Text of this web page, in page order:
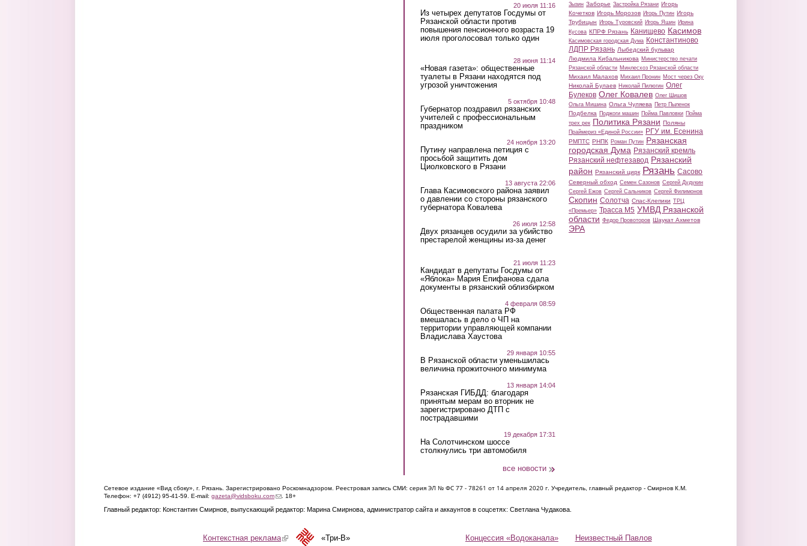
20 июля 11:16
Из четырех депутатов Госдумы от
Рязанской области против
повышения пенсионного возраста 19
июля проголосовал только один
28 июня 11:14
«Новая газета»: общественные
туалеты в Рязани находятся под
угрозой уничтожения
5 октября 10:48
Губернатор поздравил рязанских
учителей с профессиональным
праздником
24 ноября 13:20
Путину направлена петиция с
просьбой защитить дом
Циолковского в Рязани
13 августа 22:06
Глава Касимовского района заявил
о давлении со стороны рязанского
губернатора Ковалева
26 июля 12:58
Двух рязанцев осудили за убийство
престарелой женщины из-за денег
21 июля 11:23
Кандидат в депутаты Госдумы от
«Яблока» Мария Епифанова сдала
документы в рязанский облизбирком
4 февраля 08:59
Общественная палата РФ
вмешалась в дело о ЧП на
территории управляющей компании
Владислава Хаустова
29 января 10:55
В Рязанской области уменьшилась
величина прожиточного минимума
13 января 14:04
Рязанская ГИБДД: благодаря
принятым мерам во вторник не
зарегистрировано ДТП с
пострадавшими
19 декабря 17:31
На Солотчинском шоссе
столкнулись три автомобиля
все новости
Зызин Заборье Застройка Рязани Игорь
Кочетков Игорь Морозов Игорь Путин Игорь
Трубицын Игорь Туровский Игорь Яшин Ирина
Кусова КПРФ Рязань Канищево Касимов
Касимовская городская Дума Константиново
ЛДПР Рязань Лыбедский бульвар
Людмила Кибальникова Министерство печати
Рязанской области Минлесхоз Рязанской области
Михаил Малахов Михаил Пронин Мост через Оку
Николай Булаев Николай Пилюгин Олег
Булеков Олег Ковалев Олег Шишов
Ольга Мишина Ольга Чуляева Петр Пыленок
Подбелка Поджоги машин Пойма Павловки Пойма
трех рек Политика Рязани Поляны
Праймериз «Единой России» РГУ им. Есенина
РМПТС РНПК Роман Путин Рязанская
городская Дума Рязанский кремль
Рязанский нефтезавод Рязанский
район Рязанский цирк Рязань Сасово
Северный обход Семен Сазонов Сергей Дудукин
Сергей Ежов Сергей Сальников Сергей Филимонов
Скопин Солотча Спас-Клепики ТРЦ
«Премьер» Трасса М5 УМВД Рязанской
области Федор Провоторов Шаукат Ахметов
ЭРА
Сетевое издание «Вид сбоку», г. Рязань. Зарегистрировано Роскомнадзором. Реестровая запись СМИ: серия ЭЛ № ФС 77 - 78261 от 14 апреля 2020 г. Учредитель, главный редактор - Смирнов К.М.
Телефон: +7 (4912) 95-41-59. E-mail: gazeta@vidsboku.com(link sends e-mail)
. 18+
Главный редактор: Константин Смирнов, выпускающий редактор: Марина Смирнова, администратор сайта и аккаунтов в соцсетях: Светлана Чудакова.
Концессия «Водоканала» Неизвестный Павлов
Контекстная реклама(link is external)«Три-В»